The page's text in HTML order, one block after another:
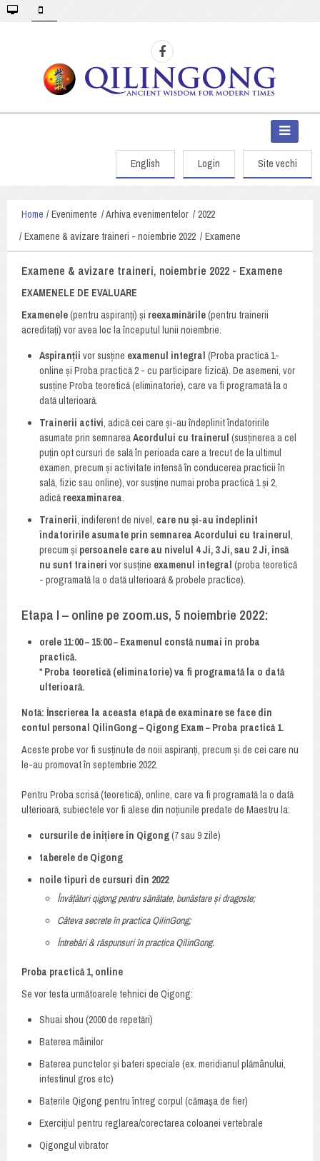
English Login Site vechi
Home Evenimente Arhiva evenimentelor
2022
Examene & avizare traineri - noiembrie 2022
Examene
Examene & avizare traineri, noiembrie 2022 - Examene
EXAMENELE DE EVALUARE
Examenele(pentru aspiranți) și reexaminările(pentru trainerii
acreditați) vor avea loc la începutul lunii noiembrie.
Aspiranții vor susține examenul integral (Proba practică 1-
online și Proba practică 2 - cu participare fizică). De asemeni, vor
susține Proba teoretică (eliminatorie), care va fi programată la o
dată ulterioară.
Trainerii activi, adică cei care și-au îndeplinit îndatoririle
asumate prin semnareaAcordului cu trainerul (susținerea a cel
puțin opt cursuri de sală în perioada care a trecut de la ultimul
examen, precum și activitate intensă în conducerea practicii în
sală, fizic sau online), vor susține numai proba practică 1 și 2,
adicăreexaminarea.
Trainerii, indiferent de nivel, care nu și-au îndeplinit
îndatoririle asumate prin semnarea Acordului cu trainerul,
precum și persoanele care au nivelul 4 Ji, 3 Ji, sau 2 Ji, însă
nu sunt traineri vor susține examenul integral (proba teoretică
- programată la o dată ulterioară & probele practice).
Etapa I – online pe zoom.us, 5 noiembrie 2022:
orele 11:00 – 15:00 – Examenul constă numai în proba
practică.
* Proba teoretică (eliminatorie) va fi programată la o dată
ulterioară.
Notă: Înscrierea la aceasta etapă de examinare se face din
contul personal QilinGong – Qigong Exam – Proba practică 1.
Aceste probe vor fi susținute de noii aspiranți, precum și de cei care nu
le-au promovat în septembrie 2022.
Pentru Proba scrisă (teoretică), online, care va fi programată la o dată
ulterioară, subiectele vor fi alese din noțiunile predate de Maestru la:
cursurile de inițiere în Qigong(7 sau 9 zile)
taberele de Qigong
noile tipuri de cursuri din 2022
Învățături qigong pentru sănătate, bunăstare și dragoste;
Câteva secrete în practica QilinGong;
Întrebări & răspunsuri în practica QilinGong.
Proba practică 1, online
Se vor testa următoarele tehnici de Qigong:
Shuai shou (2000 de repetări)
Baterea mâinilor
Baterea punctelor și bateri speciale (ex. meridianul plămânului,
intestinul gros etc)
Baterile Qigong pentru întreg corpul (cămaşa de fier)
Exercițiul pentru reglarea/corectarea coloanei vertebrale
Qigongul vibrator